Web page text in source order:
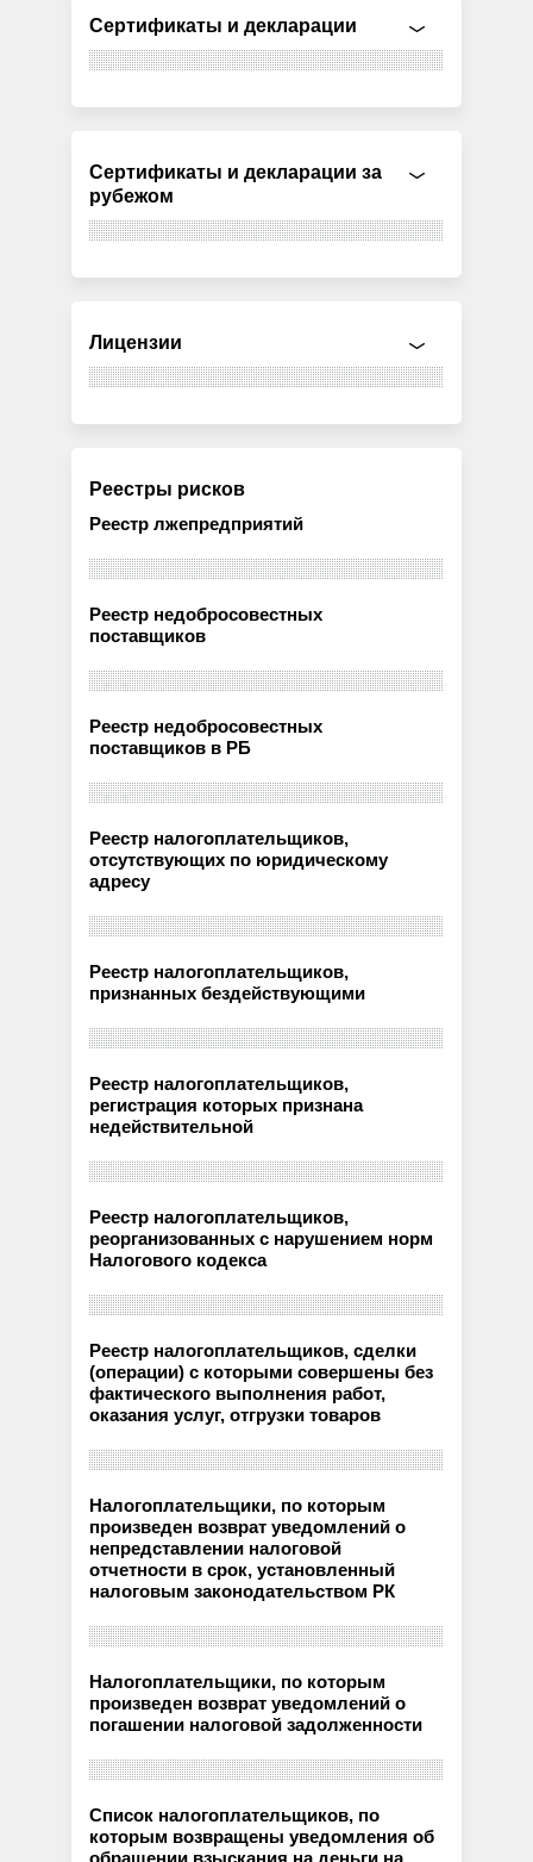
Сертификаты и декларации
Сертификаты и декларации за
рубежом
Лицензии
Реестры рисков
Реестр лжепредприятий
Реестр недобросовестных
поставщиков
Реестр недобросовестных
поставщиков в РБ
Реестр налогоплательщиков,
отсутствующих по юридическому
адресу
Реестр налогоплательщиков,
признанных бездействующими
Реестр налогоплательщиков,
регистрация которых признана
недействительной
Реестр налогоплательщиков,
реорганизованных с нарушением норм
Налогового кодекса
Реестр налогоплательщиков, сделки
(операции) с которыми совершены без
фактического выполнения работ,
оказания услуг, отгрузки товаров
Налогоплательщики, по которым
произведен возврат уведомлений о
непредставлении налоговой
отчетности в срок, установленный
налоговым законодательством РК
Налогоплательщики, по которым
произведен возврат уведомлений о
погашении налоговой задолженности
Список налогоплательщиков, по
которым возвращены уведомления об
обращении взыскания на деньги на